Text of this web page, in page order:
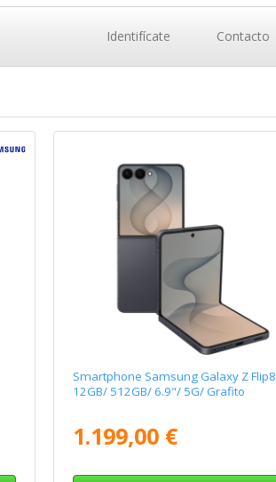
Identifícate Contacto
Smartphone Samsung Galaxy Z Flip8
12GB/ 512GB/ 6.9"/ 5G/ Grafito
1.199,00 €